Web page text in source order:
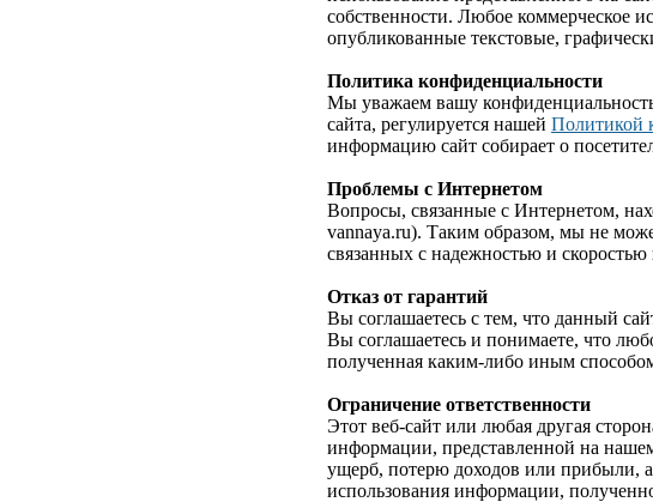
собственности. Любое коммерческое
опубликованные текстовые,
Политика конфиденциальности
Мы уважаем вашу
сайта, регулируется нашей Политикой
информацию сайт собирает о
Проблемы с Интернетом
Вопросы, связанные с Интернетом,
vannaya.ru). Таким образом, мы не
связанных с надежностью и
Отказ от гарантий
Вы соглашаетесь с тем, что данный
Вы соглашаетесь и понимаете, что
полученная каким-либо иным
Ограничение ответственности
Этот веб-сайт или любая другая
информации, представленной на
ущерб, потерю доходов или прибыли,
использования информации,